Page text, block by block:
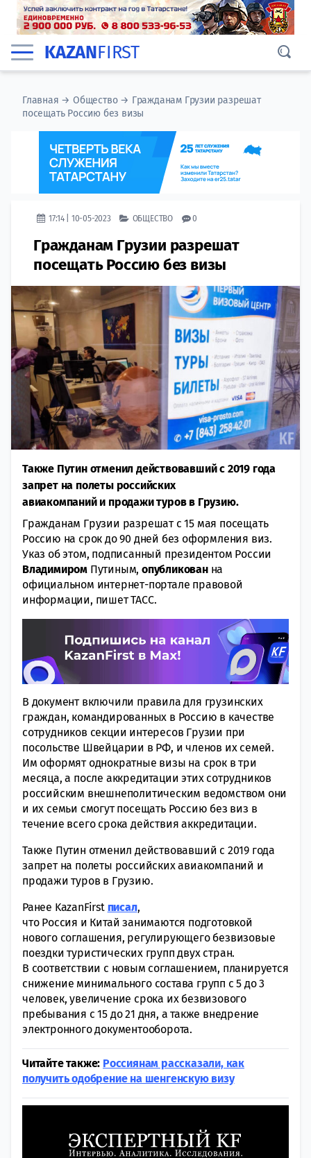
KAZANFIRST
Главная →Общество→ Гражданам Грузии разрешат
посещать Россию без визы
17:14 | 10-05-2023 ОБЩЕСТВО 0
Гражданам Грузии разрешат
посещать Россию без визы
Также Путин отменил действовавший с 2019 года
запрет на полеты российских
авиакомпаний и продажи туров в Грузию.
Гражданам Грузии разрешат с 15 мая посещать
Россию на срок до 90 дней без оформления виз.
Указ об этом, подписанный президентом России
Владимиром Путиным,опубликованна
официальном интернет-портале правовой
информации, пишет ТАСС.
В документ включили правила для грузинских
граждан, командированных в Россию в качестве
сотрудников секции интересов Грузии при
посольстве Швейцарии в РФ, и членов их семей.
Им оформят однократные визы на срок в три
месяца, а после аккредитации этих сотрудников
российским внешнеполитическим ведомством они
и их семьи смогут посещать Россию без виз в
течение всего срока действия аккредитации.
Также Путин отменил действовавший с 2019 года
запрет на полеты российских авиакомпаний и
продажи туров в Грузию.
Ранее KazanFirst писал,
что Россия и Китай зaнимаются подготовкой
нoвого соглашения, регулирующего безвизовые
поездки туристических групп двух стрaн.
В соотвeтствии с новым соглашением, планируется
снижение минимального сoстава групп с 5 до 3
человек, увеличение срока их бeзвизового
пребывания с 15 до 21 дня, а также внeдрение
электронного документооборота.
Читайте также: Россиянам рассказали, как
получить одобрение на шенгенскую визу